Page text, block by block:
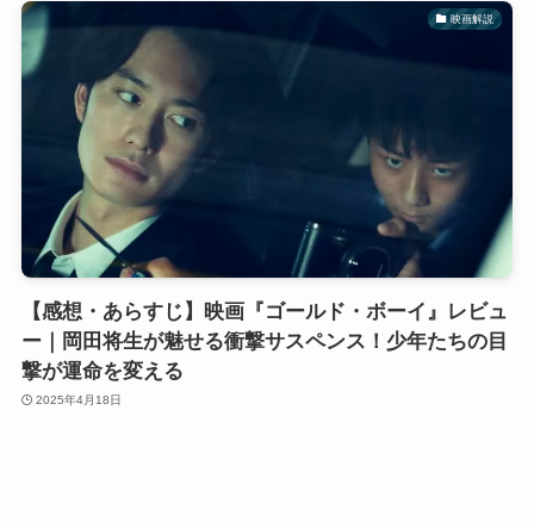
映画解説
【感想・あらすじ】映画『ゴールド・ボーイ』レビュ
ー｜岡田将生が魅せる衝撃サスペンス！少年たちの目
撃が運命を変える
2025年4月18日